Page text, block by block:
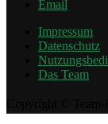
Email
Impressum
Datenschutz
Das Team